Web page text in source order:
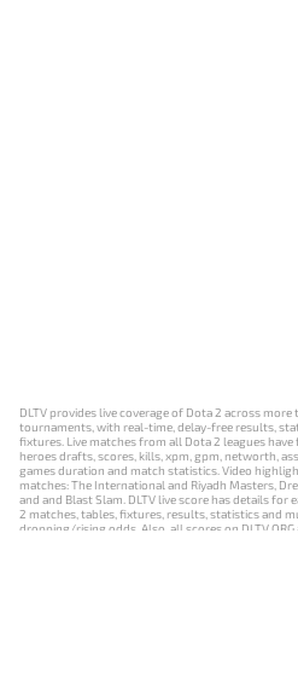
DLTV provides live coverage of Dota 2 across
tournaments, with real-time, delay-free results,
fixtures. Live matches from all Dota 2 leagues
heroes drafts, scores, kills, xpm, gpm, networth,
games duration and match statistics. Video
matches: The International and Riyadh Masters,
and and Blast Slam. DLTV live score has details for
2 matches, tables, fixtures, results, statistics and
dropping/rising odds. Also, all scores on